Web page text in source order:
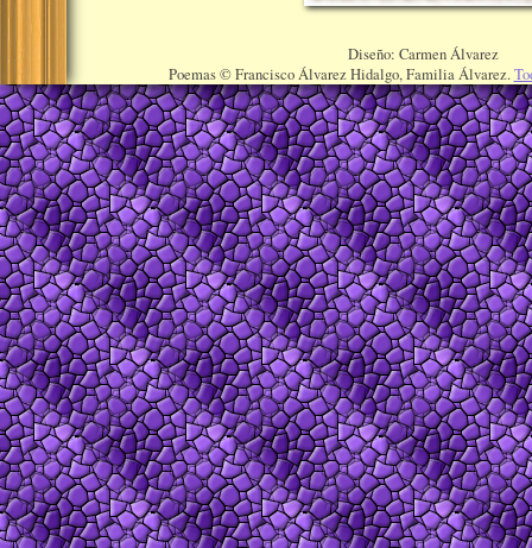
Diseño: Carmen Álvarez
Poemas © Francisco Álvarez Hidalgo, Familia Álvarez.